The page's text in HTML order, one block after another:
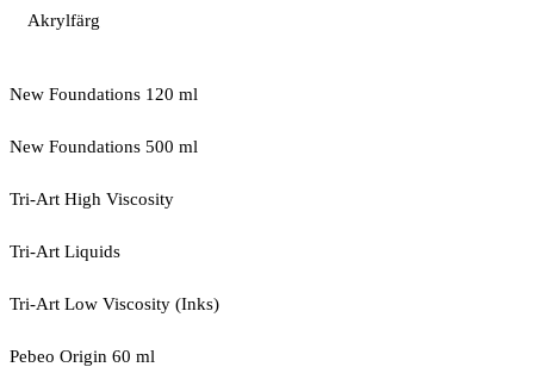
Akrylfärg
New Foundations 120 ml
New Foundations 500 ml
Tri-Art High Viscosity
Tri-Art Liquids
Tri-Art Low Viscosity (Inks)
Pebeo Origin 60 ml